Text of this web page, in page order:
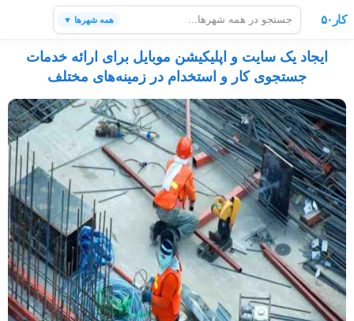
کار۵۰ همه شهرها ▼
ایجاد یک سایت و اپلیکیشن موبایل برای ارائه خدمات
جستجوی کار و استخدام در زمینه‌های مختلف